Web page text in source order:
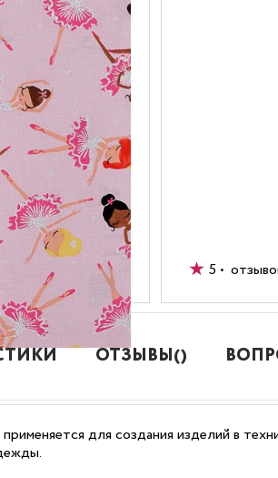
5 •
ОТЗЫВЫ()
для создания изделий в